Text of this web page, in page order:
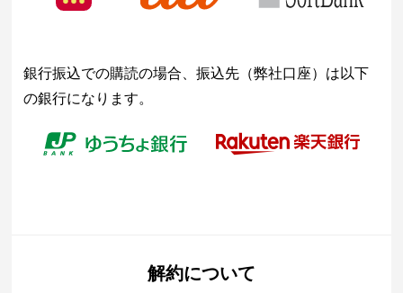
銀行振込での購読の場合、振込先（弊社口座）は以下
の銀行になります。
解約について